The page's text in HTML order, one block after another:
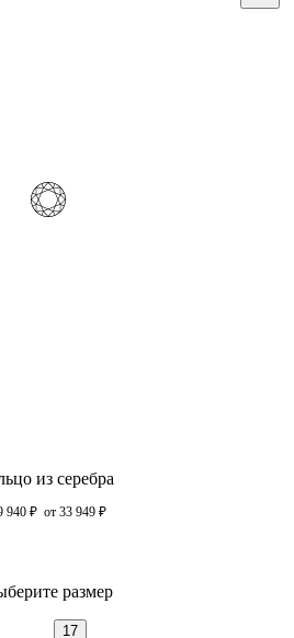
из серебра
940 ₽ от 33 949 ₽
размер
17